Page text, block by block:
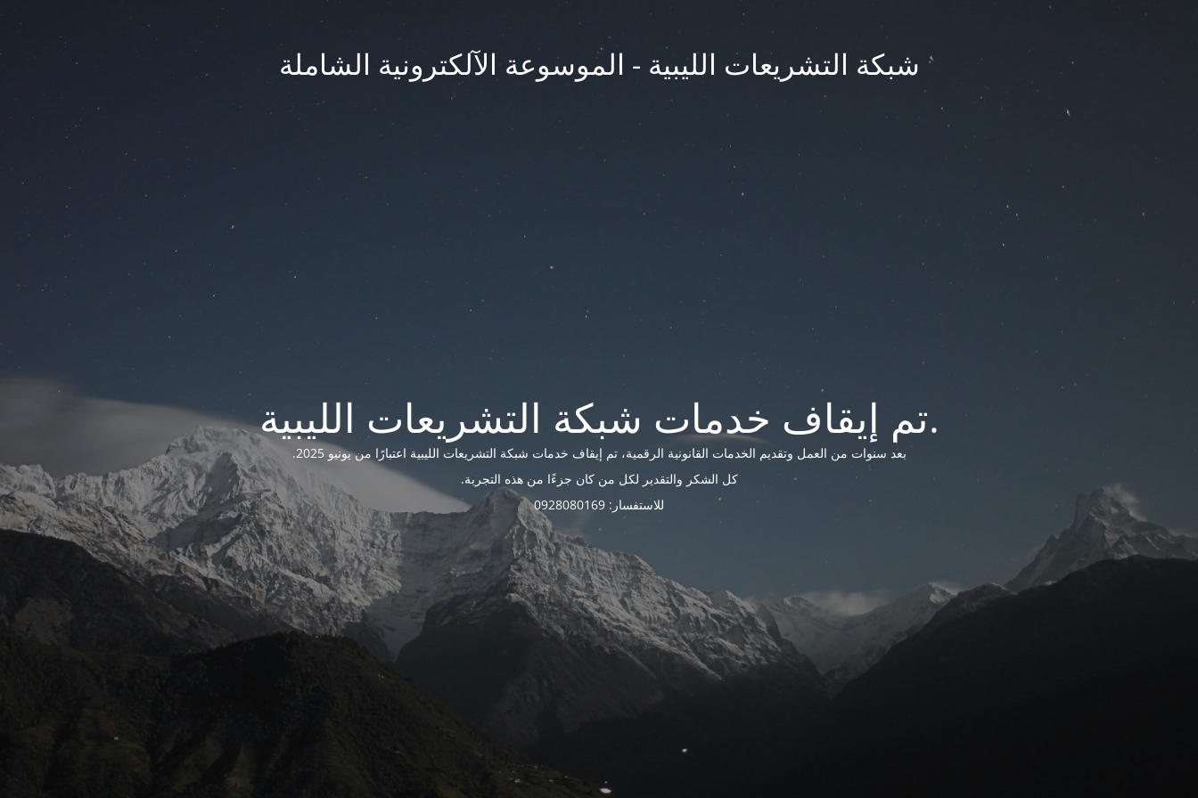
شبكة التشريعات الليبية - الموسوعة الآلكترونية الشاملة
تم إيقاف خدمات شبكة التشريعات الليبية.
بعد سنوات من العمل وتقديم الخدمات القانونية الرقمية، تم إيقاف خدمات شبكة التشريعات الليبية اعتبارًا من يونيو 2025.
كل الشكر والتقدير لكل من كان جزءًا من هذه التجربة.
للاستفسار: 0928080169